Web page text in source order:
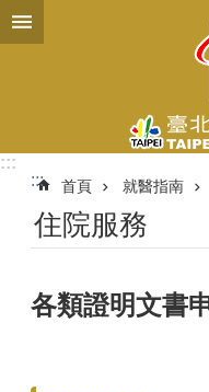
跳到主要內容區塊
:::
:::
首頁 就醫指南
住院服務
各類證明文書